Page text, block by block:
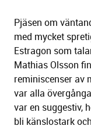
Pjäsen om
med mycket
Estragon som
Mathias Olsson
reminiscenser av
var alla
var en suggestiv,
bli känslostark